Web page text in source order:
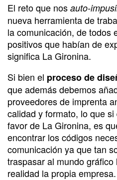
El reto que nos auto-
nueva herramienta de
la comunicación, de todos
positivos que habían de
significa La Gironina.
Si bien el proceso de
que además debemos
proveedores de imprenta
calidad y formato, lo que
favor de La Gironina, es
encontrar los códigos
comunicación ya que tan
traspasar al mundo
realidad la propia empresa.